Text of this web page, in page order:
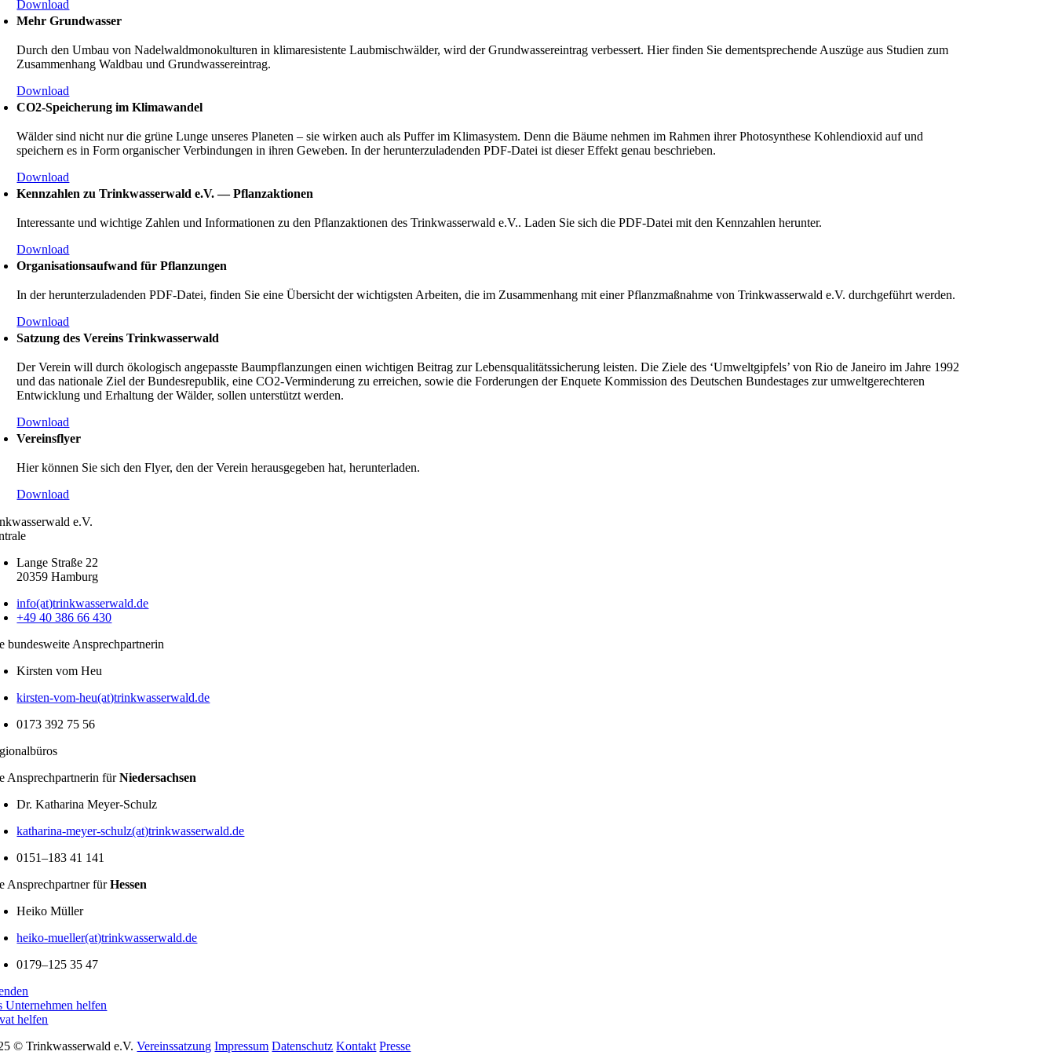
Download
Mehr Grund­wasser
Durch den Umbau von Nadel­wald­mo­no­kul­turen in klima­re­sis­tente Laubmisch­wälder, wird der Grund­was­ser­ein­trag verbes­sert. Hier finden Sie dementspre­chende Auszüge aus Studien zum
Zusam­men­hang Waldbau und Grund­was­ser­ein­trag.
Download
CO2-Speiche­rung im Klima­wandel
Wälder sind nicht nur die grüne Lunge unseres Planeten – sie wirken auch als Puffer im Klima­system. Denn die Bäume nehmen im Rahmen ihrer Photo­syn­these Kohlen­di­oxid auf und
speichern es in Form organi­scher Verbin­dungen in ihren Geweben. In der herun­ter­zu­la­denden PDF-Datei ist dieser Effekt genau beschrieben.
Download
Kennzahlen zu Trinkwasserwald e.V. — Pflanz­ak­tionen
Inter­es­sante und wichtige Zahlen und Infor­ma­tionen zu den Pflanz­ak­tionen des Trinkwasserwald e.V.. Laden Sie sich die PDF-Datei mit den Kennzahlen herunter.
Download
Organi­sa­ti­ons­auf­wand für Pflan­zungen
In der herun­ter­zu­la­denden PDF-Datei, finden Sie eine Übersicht der wichtigsten Arbeiten, die im Zusam­men­hang mit einer Pflanz­maß­nahme von Trinkwasserwald e.V. durch­ge­führt werden.
Download
Satzung des Vereins Trinkwasserwald
Der Verein will durch ökolo­gisch angepasste Baumpflan­zungen einen wichtigen Beitrag zur Lebens­qua­li­täts­si­che­rung leisten. Die Ziele des ‘Umwelt­gip­fels’ von Rio de Janeiro im Jahre 1992
und das natio­nale Ziel der Bundes­re­pu­blik, eine CO2-Vermin­­­de­rung zu errei­chen, sowie die Forde­rungen der Enquete Kommis­sion des Deutschen Bundes­tages zur umwelt­ge­rech­teren
Entwick­lung und Erhal­tung der Wälder, sollen unter­stützt werden.
Download
Vereins­flyer
Hier können Sie sich den Flyer, den der Verein heraus­ge­geben hat, herun­ter­laden.
Download
e.V.
Lange Straße 22
20359 Hamburg
info(at)trinkwasserwald.de
+49 40 386 66 430
bundes­weite Ansprech­part­nerin
Kirsten vom Heu
kirsten-vom-heu(at)trinkwasserwald.de
0173 392 75 56
Ansprech­part­nerin fürNieder­sachsen
Dr. Katha­rina Meyer-Schulz
katharina-meyer-schulz(at)trinkwasserwald.de
0151–183 41 141
Ansprech­partner fürHessen
Heiko Müller
heiko-mueller(at)trinkwasserwald.de
0179–125 35 47
Unter­nehmen helfen
helfen
© Trinkwasserwald e.V.Vereins­sat­zung Impressum Daten­schutz Kontakt Presse